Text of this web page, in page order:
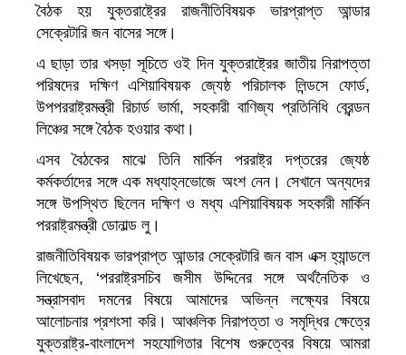
বৈঠক হয় যুক্তরাষ্ট্রের রাজনীতিবিষয়ক ভারপ্রাপ্ত আন্ডার
সেক্রেটারি জন বাসের সঙ্গে।
এ ছাড়া তার খসড়া সূচিতে ওই দিন যুক্তরাষ্ট্রের জাতীয় নিরাপত্তা
পরিষদের দক্ষিণ এশিয়াবিষয়ক জ্যেষ্ঠ পরিচালক লিন্ডসে ফোর্ড,
উপপররাষ্ট্রমন্ত্রী রিচার্ড ভার্মা, সহকারী বাণিজ্য প্রতিনিধি ব্রেন্ডন
লিঞ্চের সঙ্গে বৈঠক হওয়ার কথা।
এসব বৈঠকের মাঝে তিনি মার্কিন পররাষ্ট্র দপ্তরের জ্যেষ্ঠ
কর্মকর্তাদের সঙ্গে এক মধ্যাহ্নভোজে অংশ নেন। সেখানে অন্যদের
সঙ্গে উপস্থিত ছিলেন দক্ষিণ ও মধ্য এশিয়াবিষয়ক সহকারী মার্কিন
পররাষ্ট্রমন্ত্রী ডোনাল্ড লু।
রাজনীতিবিষয়ক ভারপ্রাপ্ত আন্ডার সেক্রেটারি জন বাস এক্স হ্যান্ডলে
লিখেছেন, ‘পররাষ্ট্রসচিব জসীম উদ্দিনের সঙ্গে অর্থনৈতিক ও
সন্ত্রাসবাদ দমনের বিষয়ে আমাদের অভিন্ন লক্ষ্যের বিষয়ে
আলোচনার প্রশংসা করি। আঞ্চলিক নিরাপত্তা ও সমৃদ্ধির ক্ষেত্রে
যুক্তরাষ্ট্র-বাংলাদেশ সহযোগিতার বিশেষ গুরুত্বের বিষয়ে আমরা